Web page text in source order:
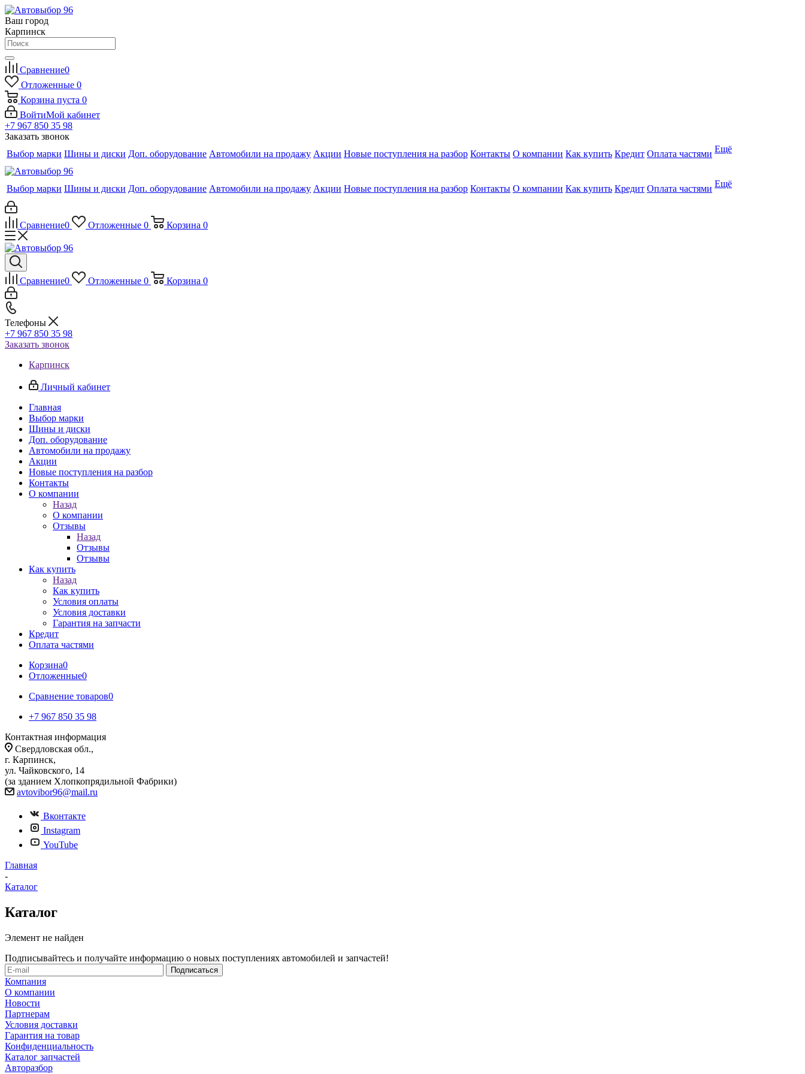
Ваш город
Карпинск
Сравнение0
Отложенные 0
Корзина пуста 0
ВойтиМой кабинет
+7 967 850 35 98
Заказать звонок
Выбор марки Шины и диски Доп. оборудование Автомобили на продажу Акции Новые поступления на разбор Контакты О компании Как купить Кредит Оплата частями Ещё
Выбор марки Шины и диски Доп. оборудование Автомобили на продажу Акции Новые поступления на разбор Контакты О компании Как купить Кредит Оплата частями Ещё
Сравнение0 Отложенные 0 Корзина 0
Сравнение0 Отложенные 0 Корзина 0
Телефоны
+7 967 850 35 98
Заказать звонок
Карпинск
Личный кабинет
Главная
Выбор марки
Шины и диски
Доп. оборудование
Автомобили на продажу
Акции
Новые поступления на разбор
Контакты
О компании
Назад
О компании
Отзывы
Назад
Отзывы
Отзывы
Как купить
Назад
Как купить
Условия оплаты
Условия доставки
Гарантия на запчасти
Кредит
Оплата частями
Корзина0
Отложенные0
Сравнение товаров0
+7 967 850 35 98
Контактная информация
Свердловская обл.,
г. Карпинск,
ул. Чайковского, 14
(за зданием Хлопкопрядильной Фабрики)
avtovibor96@mail.ru
Вконтакте
Instagram
YouTube
Главная
-
Каталог
Каталог
Элемент не найден
Подписывайтесь и получайте информацию о новых поступлениях автомобилей и запчастей!
Компания
О компании
Новости
Партнерам
Условия доставки
Гарантия на товар
Конфиденциальность
Каталог запчастей
Авторазбор